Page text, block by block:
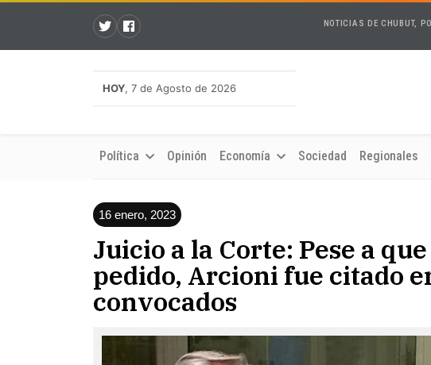
NOTICIAS DE CHUBUT,
HOY, 7 de Agosto de 2026
Política Opinión Economía Sociedad Regionales
16 enero, 2023
Juicio a la Corte: Pese a
pedido, Arcioni fue citado
convocados